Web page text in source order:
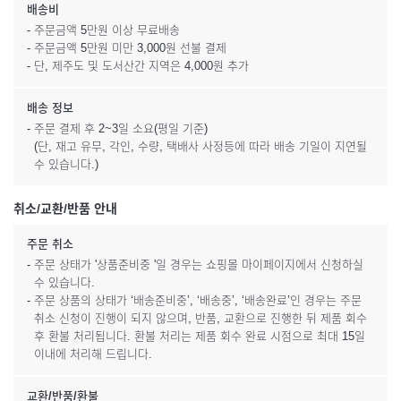
배송비
- 주문금액 5만원 이상 무료배송
- 주문금액 5만원 미만 3,000원 선불 결제
- 단, 제주도 및 도서산간 지역은 4,000원 추가
배송 정보
- 주문 결제 후 2~3일 소요(평일 기준)
(단, 재고 유무, 각인, 수량, 택배사 사정등에 따라 배송 기일이 지연될
수 있습니다.)
취소/교환/반품 안내
주문 취소
- 주문 상태가 '상품준비중 '일 경우는 쇼핑몰 마이페이지에서 신청하실
수 있습니다.
- 주문 상품의 상태가 ‘배송준비중’, ‘배송중’, ‘배송완료’인 경우는 주문
취소 신청이 진행이 되지 않으며, 반품, 교환으로 진행한 뒤 제품 회수
후 환불 처리됩니다. 환불 처리는 제품 회수 완료 시점으로 최대 15일
이내에 처리해 드립니다.
교환/반품/환불